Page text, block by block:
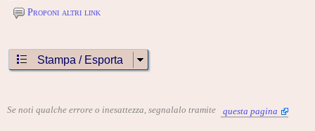
Proponi altri link
Stampa / Esporta
Se noti qualche errore o inesattezza, segnalalo tramite questa pagina